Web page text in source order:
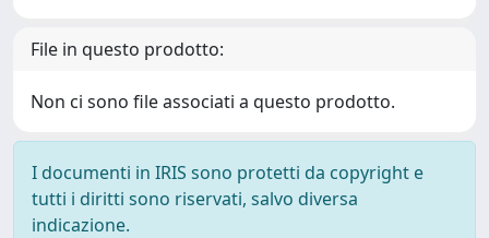
File in questo prodotto:
Non ci sono file associati a questo prodotto.
I documenti in IRIS sono protetti da copyright e
tutti i diritti sono riservati, salvo diversa
indicazione.